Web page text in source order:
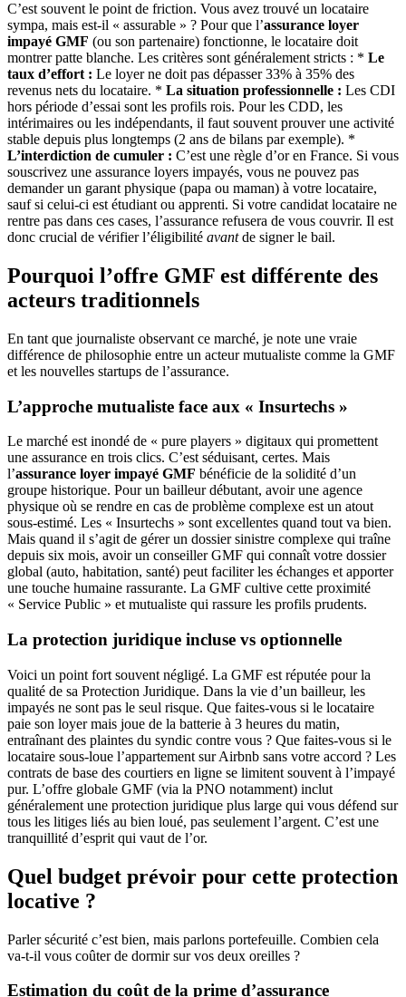
C’est souvent le point de friction. Vous avez trouvé un locataire
sympa, mais est-il « assurable » ? Pour que l’assurance loyer
impayé GMF (ou son partenaire) fonctionne, le locataire doit
montrer patte blanche. Les critères sont généralement stricts : * Le
taux d’effort : Le loyer ne doit pas dépasser 33% à 35% des
revenus nets du locataire. * La situation professionnelle : Les CDI
hors période d’essai sont les profils rois. Pour les CDD, les
intérimaires ou les indépendants, il faut souvent prouver une activité
stable depuis plus longtemps (2 ans de bilans par exemple). *
L’interdiction de cumuler : C’est une règle d’or en France. Si vous
souscrivez une assurance loyers impayés, vous ne pouvez pas
demander un garant physique (papa ou maman) à votre locataire,
sauf si celui-ci est étudiant ou apprenti. Si votre candidat locataire ne
rentre pas dans ces cases, l’assurance refusera de vous couvrir. Il est
donc crucial de vérifier l’éligibilité avantde signer le bail.
Pourquoi l’offre GMF est différente des
acteurs traditionnels
En tant que journaliste observant ce marché, je note une vraie
différence de philosophie entre un acteur mutualiste comme la GMF
et les nouvelles startups de l’assurance.
L’approche mutualiste face aux « Insurtechs »
Le marché est inondé de « pure players » digitaux qui promettent
une assurance en trois clics. C’est séduisant, certes. Mais
l’assurance loyer impayé GMF bénéficie de la solidité d’un
groupe historique. Pour un bailleur débutant, avoir une agence
physique où se rendre en cas de problème complexe est un atout
sous-estimé. Les « Insurtechs » sont excellentes quand tout va bien.
Mais quand il s’agit de gérer un dossier sinistre complexe qui traîne
depuis six mois, avoir un conseiller GMF qui connaît votre dossier
global (auto, habitation, santé) peut faciliter les échanges et apporter
une touche humaine rassurante. La GMF cultive cette proximité
« Service Public » et mutualiste qui rassure les profils prudents.
La protection juridique incluse vs optionnelle
Voici un point fort souvent négligé. La GMF est réputée pour la
qualité de sa Protection Juridique. Dans la vie d’un bailleur, les
impayés ne sont pas le seul risque. Que faites-vous si le locataire
paie son loyer mais joue de la batterie à 3 heures du matin,
entraînant des plaintes du syndic contre vous ? Que faites-vous si le
locataire sous-loue l’appartement sur Airbnb sans votre accord ? Les
contrats de base des courtiers en ligne se limitent souvent à l’impayé
pur. L’offre globale GMF (via la PNO notamment) inclut
généralement une protection juridique plus large qui vous défend sur
tous les litiges liés au bien loué, pas seulement l’argent. C’est une
tranquillité d’esprit qui vaut de l’or.
Quel budget prévoir pour cette protection
locative ?
Parler sécurité c’est bien, mais parlons portefeuille. Combien cela
va-t-il vous coûter de dormir sur vos deux oreilles ?
Estimation du coût de la prime d’assurance